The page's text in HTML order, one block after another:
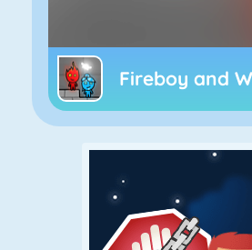
Fireboy and